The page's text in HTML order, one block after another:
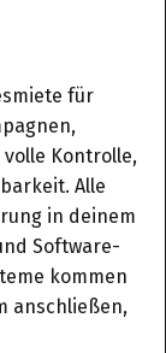
für
Kontrolle,
Alle
in deinem
Software-
kommen
anschließen,